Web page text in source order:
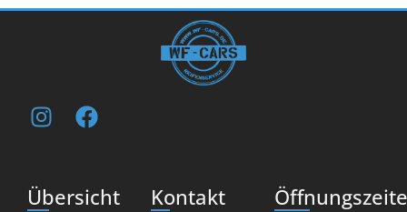
Übersicht Kontakt